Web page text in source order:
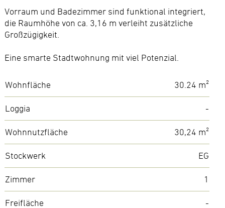
Vorraum und Badezimmer sind funktional integriert,
die Raumhöhe von ca. 3,16 m verleiht zusätzliche
Großzügigkeit.
Eine smarte Stadtwohnung mit viel Potenzial.
Wohnfläche 30.24 m²
Loggia -
Wohnnutzfläche 30,24 m²
Stockwerk EG
Zimmer 1
Freifläche -